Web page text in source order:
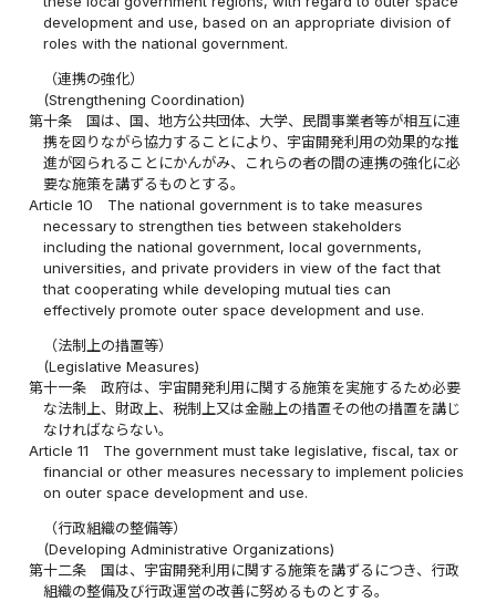
development and use, based on an appropriate division of
roles with the national government.
（連携の強化）
(Strengthening Coordination)
第十条
国は、国、地方公共団体、大学、民間事業者等が相互に連
携を図りながら協力することにより、宇宙開発利用の効果的な推
進が図られることにかんがみ、これらの者の間の連携の強化に必
要な施策を講ずるものとする。
Article 10
The national government is to take measures
necessary to strengthen ties between stakeholders
including the national government, local governments,
universities, and private providers in view of the fact that
that cooperating while developing mutual ties can
effectively promote outer space development and use.
（法制上の措置等）
(Legislative Measures)
第十一条
政府は、宇宙開発利用に関する施策を実施するため必要
な法制上、財政上、税制上又は金融上の措置その他の措置を講じ
なければならない。
Article 11
The government must take legislative, fiscal, tax or
financial or other measures necessary to implement policies
on outer space development and use.
（行政組織の整備等）
(Developing Administrative Organizations)
第十二条
国は、宇宙開発利用に関する施策を講ずるにつき、行政
組織の整備及び行政運営の改善に努めるものとする。